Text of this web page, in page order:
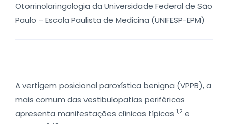
Otorrinolaringologia da Universidade Federal de São
Paulo – Escola Paulista de Medicina (UNIFESP-EPM)
A vertigem posicional paroxística benigna (VPPB), a
mais comum das vestibulopatias periféricas
apresenta manifestações clínicas típicas 1,2 e